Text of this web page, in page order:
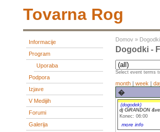
Tovarna Rog
Informacije
Program
Uporaba
Podpora
Izjave
V Medijih
Forumi
Galerija
Domov » Dogodki
Dogodki -
Select event terms
month | week |
�
(dogodek)
dj GiRANDON
Konec: 06:00
more info